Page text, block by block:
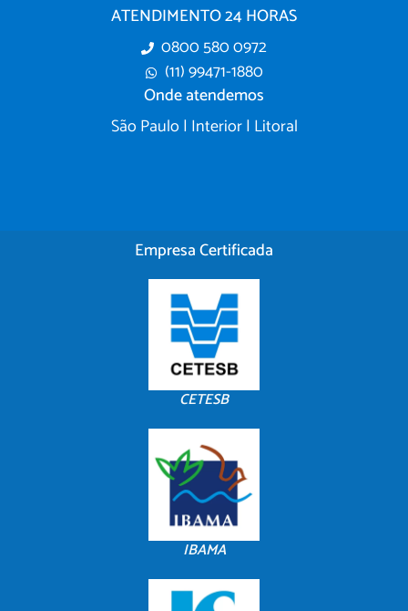
ATENDIMENTO 24 HORAS
0800 580 0972
(11) 99471-1880
Onde atendemos
São Paulo | Interior | Litoral
Empresa Certificada
CETESB
IBAMA